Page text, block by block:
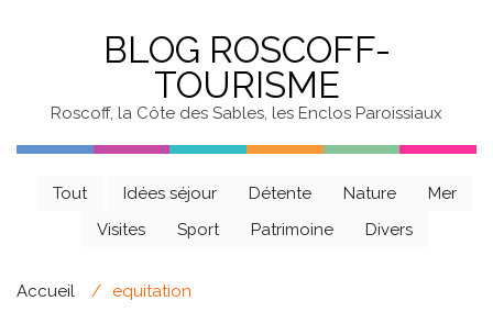
BLOG ROSCOFF-
TOURISME
Roscoff, la Côte des Sables, les Enclos Paroissiaux
Tout Idées séjour Détente Nature
Mer
Visites
Sport Patrimoine Divers
Accueil equitation